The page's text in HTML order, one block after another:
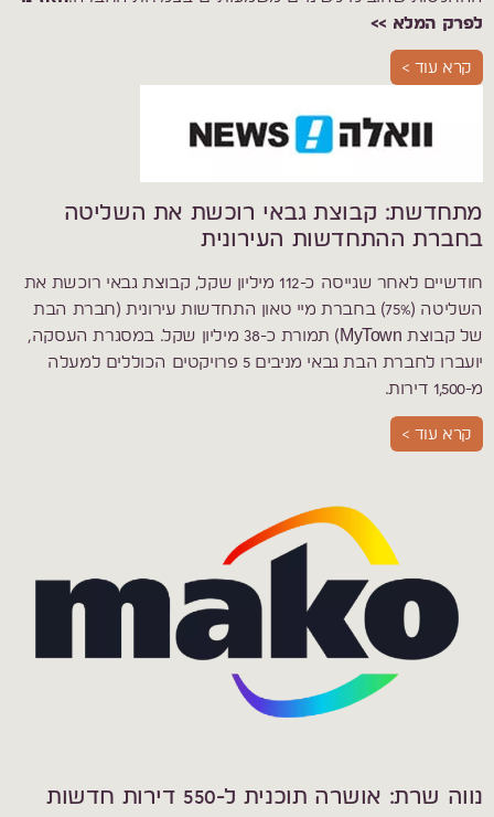
לפרק המלא >>
קרא עוד >
מתחדשת: קבוצת גבאי רוכשת את השליטה
בחברת ההתחדשות העירונית
חודשיים לאחר שגייסה כ-112 מיליון שקל, קבוצת גבאי רוכשת את
השליטה (75%) בחברת מיי טאון התחדשות עירונית (חברת הבת
של קבוצת MyTown) תמורת כ-38 מיליון שקל. במסגרת העסקה,
יועברו לחברת הבת גבאי מניבים 5 פרויקטים הכוללים למעלה
מ-1,500 דירות.
קרא עוד >
נווה שרת: אושרה תוכנית ל-550 דירות חדשות